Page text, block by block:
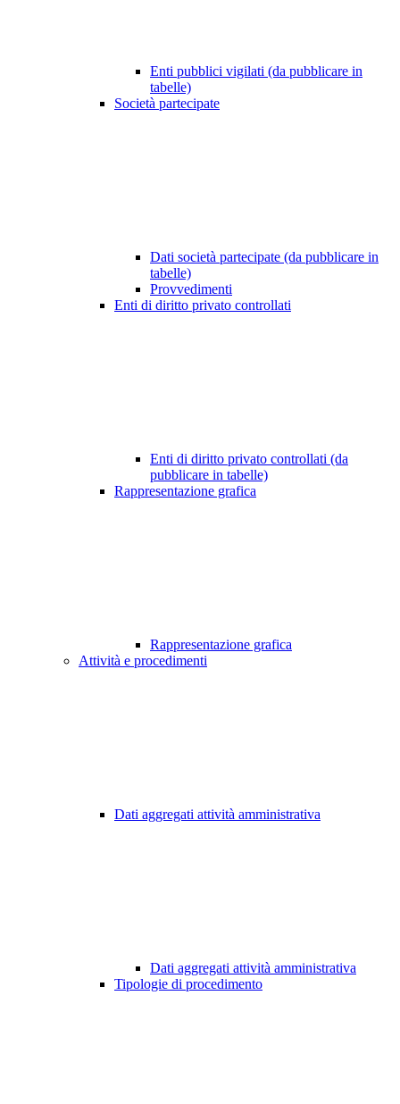
Enti pubblici vigilati (da pubblicare in
tabelle)
Società partecipate
Dati società partecipate (da pubblicare in
tabelle)
Provvedimenti
Enti di diritto privato controllati
Enti di diritto privato controllati (da
pubblicare in tabelle)
Rappresentazione grafica
Rappresentazione grafica
Attività e procedimenti
Dati aggregati attività amministrativa
Dati aggregati attività amministrativa
Tipologie di procedimento